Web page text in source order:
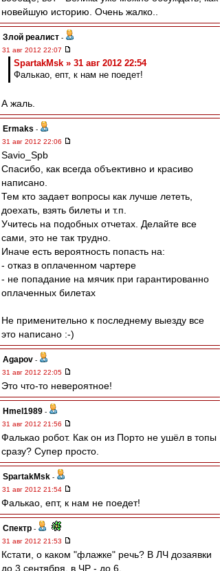
новейшую историю. Очень жалко..
Злой реалист -
31 авг 2012 22:07
SpartakMsk » 31 авг 2012 22:54
Фалькао, епт, к нам не поедет!
А жаль.
Ermaks -
31 авг 2012 22:06
Savio_Spb
Спасибо, как всегда объективно и красиво
написано.
Тем кто задает вопросы как лучше лететь,
доехать, взять билеты и т.п.
Учитесь на подобных отчетах. Делайте все
сами, это не так трудно.
Иначе есть вероятность попасть на:
- отказ в оплаченном чартере
- не попадание на мячик при гарантированно
оплаченных билетах
Не применительно к последнему выезду все
это написано :-)
Agapov -
31 авг 2012 22:05
Это что-то невероятное!
Hmel1989 -
31 авг 2012 21:56
Фалькао робот. Как он из Порто не ушёл в топы
сразу? Супер просто.
SpartakMsk -
31 авг 2012 21:54
Фалькао, епт, к нам не поедет!
Спектр -
31 авг 2012 21:53
Кстати, о каком "флажке" речь? В ЛЧ дозаявки
до 3 сентября, в ЧР - до 6.